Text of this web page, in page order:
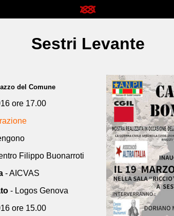
Sestri Levante
del Comune
ore 17.00
Filippo Buonarroti
- AICVAS
- Logos Genova
ore 15.00